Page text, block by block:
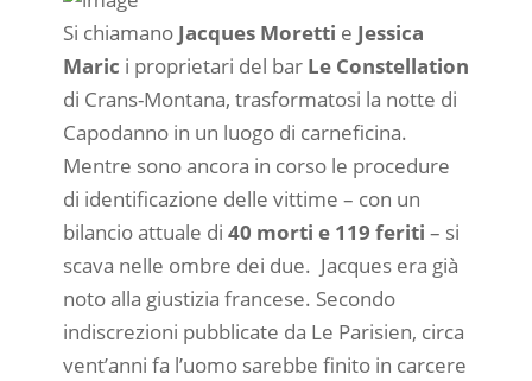
Si chiamano Jacques Moretti e Jessica
Maric i proprietari del bar Le Constellation
di Crans-Montana, trasformatosi la notte di
Capodanno in un luogo di carneficina.
Mentre sono ancora in corso le procedure
di identificazione delle vittime – con un
bilancio attuale di 40 morti e 119 feriti – si
scava nelle ombre dei due. Jacques era già
noto alla giustizia francese. Secondo
indiscrezioni pubblicate da Le Parisien, circa
vent’anni fa l’uomo sarebbe finito in carcere